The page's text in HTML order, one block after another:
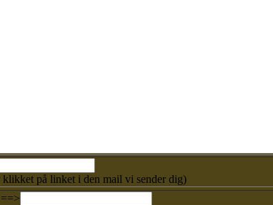
på linket i den mail vi sender dig)